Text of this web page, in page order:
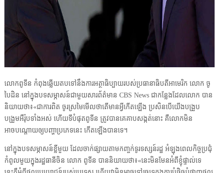
លោកពូទីន កំពុងឆ្លើយតបទៅនឹងការអត្ថាធិប្បាយរបស់ប្រធានាធិបតីអាមេរិក លោក ចូ
បៃដិន នៅក្នុងបទសម្ភាសន៍ជាមួយសារព័ត៌មាន CBS News ជាកន្លែងដែលលោក បាន
និយាយថា៖«ជាការពិត ចូរស្រមៃមើលថាតើមានអ្វីកើតឡើង ប្រសិនបើយើងបង្រួប
បង្រួមអឺរ៉ុបទាំងអស់ ហើយទីបំផុតពូទីន ត្រូវបានគេគាបសង្កត់នោះ គឺលោកមិន
អាចបណ្តោយឲ្យបញ្ហាប្រភេទនេះ កើតឡើងបានទេ។
នៅក្នុងបទសម្ភាសន៍ខ្លីមួយ ដែលចាក់ផ្សាយតាមកញ្ចក់ទូរទស្សន៍រដ្ឋ អំឡុងពេលកិច្ចប្រជុំ
កំពូលមួយក្នុងរដ្ឋធានីចិន លោក ពូទីន បាននិយាយថា៖«នេះមិនមែនអំពីខ្ញុំផ្ទាល់ទេ